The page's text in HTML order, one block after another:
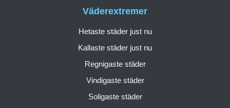
Väderextremer
Hetaste städer just nu
Kallaste städer just nu
Regnigaste städer
Vindigaste städer
Soligaste städer